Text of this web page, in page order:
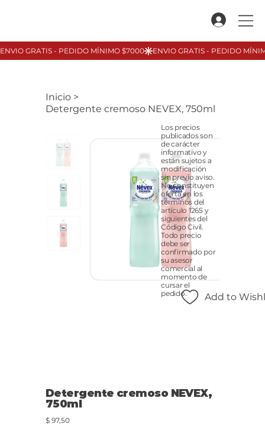
Inicio >
Detergente cremoso NEVEX, 750ml
Detergente cremoso NEVEX,
750ml
Precio
$ 97,50
Add to
Los precios
publicados son
de carácter
informativo y
están sujetos a
modificación
sin previo aviso.
No constituyen
oferta en los
términos del
artículo 1265 y
siguientes del
Código Civil.
Todo precio
debe ser
confirmado por
su asesor
comercial al
momento de
cursar el
pedido.